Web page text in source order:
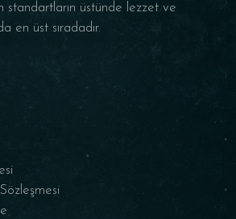
standartların üstünde lezzet ve
en üst sıradadır.